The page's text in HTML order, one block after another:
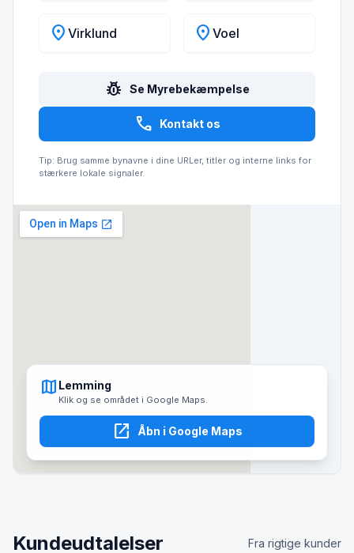
location_on Virklund location_on Voel
pest_control Se Myrebekæmpelse
call Kontakt os
Tip: Brug samme bynavne i dine URLer, titler og interne links for
stærkere lokale signaler.
map Lemming
Klik og se området i Google Maps.
open_in_new Åbn i Google Maps
Kundeudtalelser Fra rigtige kunder